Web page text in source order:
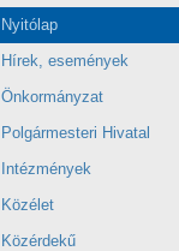
Nyitólap
Hírek, események
Önkormányzat
Polgármesteri Hivatal
Intézmények
Közélet
Közérdekű